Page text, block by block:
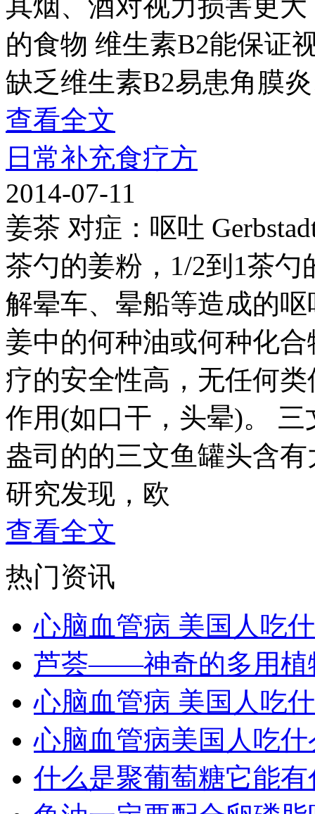
的食物 维生素B2能保证
缺乏维生素B2易患角膜
查看全文
日常补充食疗方
2014-07-11
姜茶 对症：呕吐
茶勺的姜粉，1/2到1茶
解晕车、晕船等造成的
姜中的何种油或何种化
疗的安全性高，无任何
作用(如口干，头晕)。
盎司的的三文鱼罐头含
研究发现，欧
查看全文
热门资讯
心脑血管病 美国人吃
芦荟——神奇的多用植
心脑血管病 美国人吃
心脑血管病美国人吃什
什么是聚葡萄糖它能